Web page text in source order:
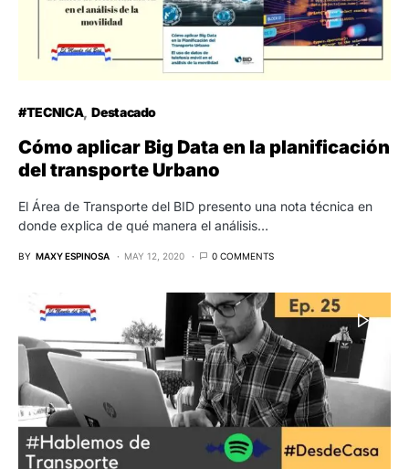
#TECNICA Destacado
Cómo aplicar Big Data en la planificación
del transporte Urbano
El Área de Transporte del BID presento una nota técnica en
donde explica de qué manera el análisis…
BY MAXY ESPINOSA MAY 12, 2020 0 COMMENTS